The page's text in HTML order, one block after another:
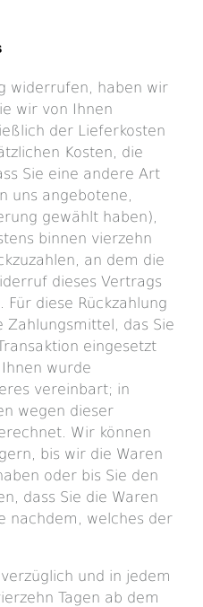
widerrufen, haben wir
wir von Ihnen
der Lieferkosten
Kosten, die
Sie eine andere Art
uns angebotene,
gewählt haben),
binnen vierzehn
an dem die
dieses Vertrags
Für diese Rückzahlung
Zahlungsmittel, das Sie
eingesetzt
wurde
vereinbart; in
wegen dieser
Wir können
bis wir die Waren
oder bis Sie den
dass Sie die Waren
nachdem, welches der
und in jedem
Tagen ab dem